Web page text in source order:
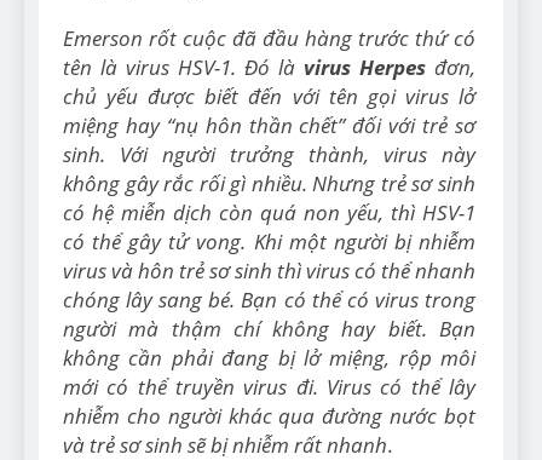
Emerson rốt cuộc đã đầu hàng trước thứ có
tên là virus HSV-1. Đó là virus Herpes đơn,
chủ yếu được biết đến với tên gọi virus lở
miệng hay “nụ hôn thần chết” đối với trẻ sơ
sinh. Với người trưởng thành, virus này
không gây rắc rối gì nhiều. Nhưng trẻ sơ sinh
có hệ miễn dịch còn quá non yếu, thì HSV-1
có thể gây tử vong. Khi một người bị nhiễm
virus và hôn trẻ sơ sinh thì virus có thể nhanh
chóng lây sang bé. Bạn có thể có virus trong
người mà thậm chí không hay biết. Bạn
không cần phải đang bị lở miệng, rộp môi
mới có thể truyền virus đi. Virus có thể lây
nhiễm cho người khác qua đường nước bọt
và trẻ sơ sinh sẽ bị nhiễm rất nhanh.